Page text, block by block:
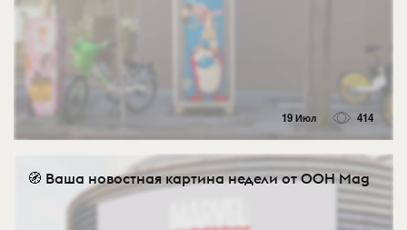
19 Июл 414
🧭 Ваша новостная картина недели от OOH Mag